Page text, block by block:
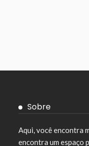
Sobre
Aqui, você encontra
encontra um espaço